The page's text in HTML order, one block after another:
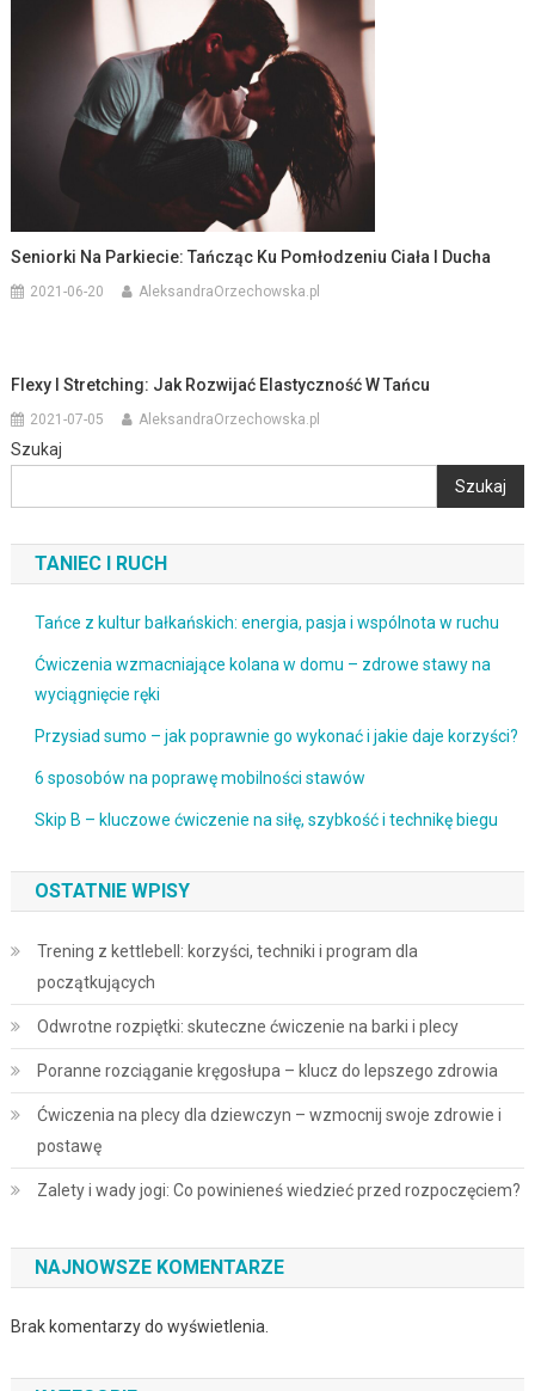
Seniorki Na Parkiecie: Tańcząc Ku Pomłodzeniu Ciała I Ducha
2021-06-20 AleksandraOrzechowska.pl
Flexy I Stretching: Jak Rozwijać Elastyczność W Tańcu
2021-07-05 AleksandraOrzechowska.pl
Szukaj
Szukaj
TANIEC I RUCH
Tańce z kultur bałkańskich: energia, pasja i wspólnota w ruchu
Ćwiczenia wzmacniające kolana w domu – zdrowe stawy na
wyciągnięcie ręki
Przysiad sumo – jak poprawnie go wykonać i jakie daje korzyści?
6 sposobów na poprawę mobilności stawów
Skip B – kluczowe ćwiczenie na siłę, szybkość i technikę biegu
OSTATNIE WPISY
Trening z kettlebell: korzyści, techniki i program dla
początkujących
Odwrotne rozpiętki: skuteczne ćwiczenie na barki i plecy
Poranne rozciąganie kręgosłupa – klucz do lepszego zdrowia
Ćwiczenia na plecy dla dziewczyn – wzmocnij swoje zdrowie i
postawę
Zalety i wady jogi: Co powinieneś wiedzieć przed rozpoczęciem?
NAJNOWSZE KOMENTARZE
Brak komentarzy do wyświetlenia.